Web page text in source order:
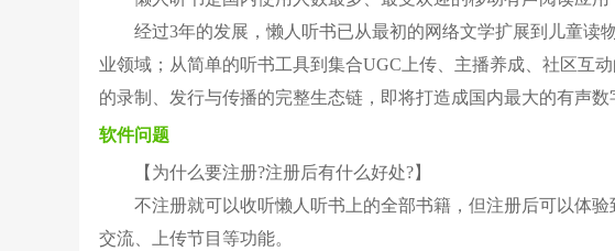
经过3年的发展，懒人听书已从最初的网络文学扩展到儿童读
业领域；从简单的听书工具到集合UGC上传、主播养成、社区互
的录制、发行与传播的完整生态链，即将打造成国内最大的有声数
软件问题
【为什么要注册?注册后有什么好处?】
不注册就可以收听懒人听书上的全部书籍，但注册后可以体
交流、上传节目等功能。